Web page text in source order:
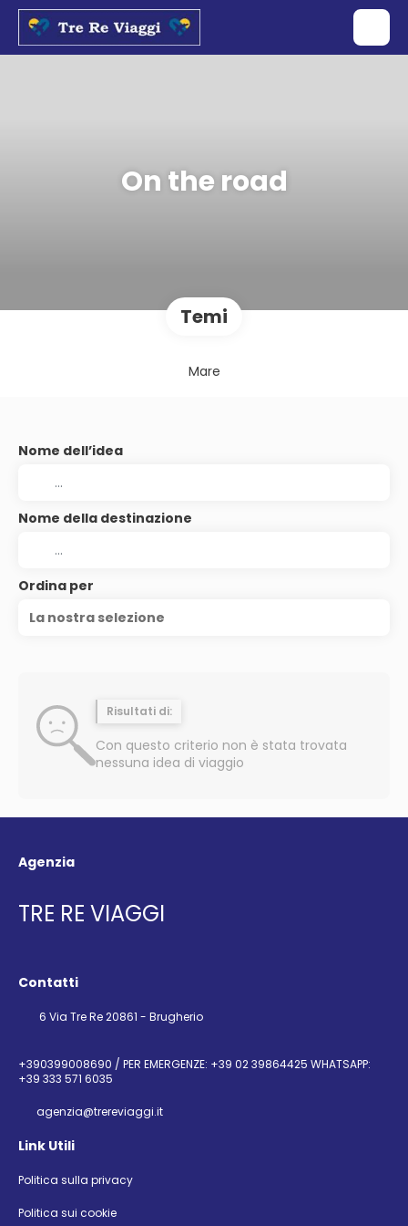
On the road
Temi
Mare
Nome dell’idea
Nome della destinazione
Ordina per
La nostra selezione
Risultati di:
Con questo criterio non è stata trovata
nessuna idea di viaggio
Agenzia
TRE RE VIAGGI
Contatti
6 Via Tre Re 20861 - Brugherio
+390399008690 / PER EMERGENZE: +39 02 39864425 WHATSAPP:
+39 333 571 6035
agenzia@trereviaggi.it
Link Utili
Politica sulla privacy
Politica sui cookie